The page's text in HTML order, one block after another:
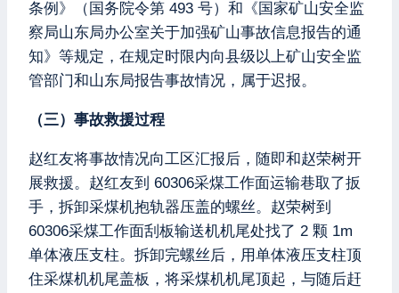
条例》（国务院令第 493 号）和《国家矿山安全监
察局山东局办公室关于加强矿山事故信息报告的通
知》等规定，在规定时限内向县级以上矿山安全监
管部门和山东局报告事故情况，属于迟报。
（三）事故救援过程
赵红友将事故情况向工区汇报后，随即和赵荣树开
展救援。赵红友到 60306采煤工作面运输巷取了扳
手，拆卸采煤机抱轨器压盖的螺丝。赵荣树到
60306采煤工作面刮板输送机机尾处找了 2 颗 1m
单体液压支柱。拆卸完螺丝后，用单体液压支柱顶
住采煤机机尾盖板，将采煤机机尾顶起，与随后赶